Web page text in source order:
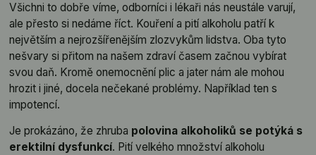
Všichni to dobře víme, odborníci i lékaři nás neustále varují,
ale přesto si nedáme říct. Kouření a pití alkoholu patří k
největším a nejrozšířenějším zlozvykům lidstva. Oba tyto
nešvary si přitom na našem zdraví časem začnou vybírat
svou daň. Kromě onemocnění plic a jater nám ale mohou
hrozit i jiné, docela nečekané problémy. Například ten s
impotencí.
Je prokázáno, že zhruba polovina alkoholiků se potýká s
erektilní dysfunkcí. Pití velkého množství alkoholu